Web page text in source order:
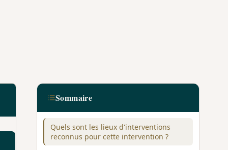
Sommaire
Quels sont les lieux d'interventions
reconnus pour cette intervention ?